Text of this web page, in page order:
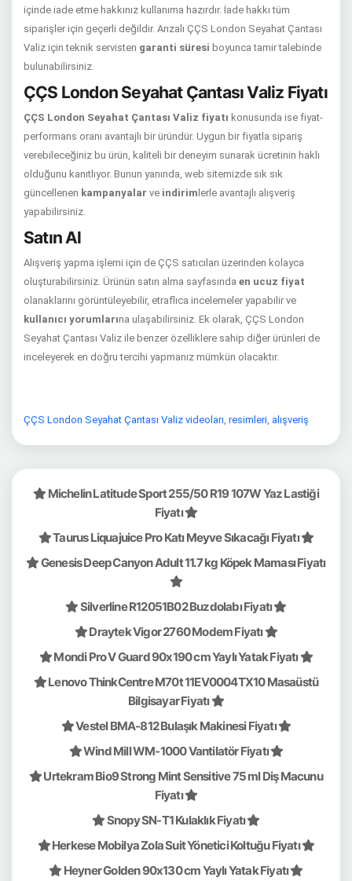
içinde iade etme hakkınız kullanıma hazırdır. İade hakkı tüm
siparişler için geçerli değildir. Arızalı ÇÇS London Seyahat Çantası
Valiz için teknik servisten garanti süresi boyunca tamir talebinde
bulunabilirsiniz.
ÇÇS London Seyahat Çantası Valiz Fiyatı
ÇÇS London Seyahat Çantası Valiz fiyatı konusunda ise fiyat-
performans oranı avantajlı bir üründür. Uygun bir fiyatla sipariş
verebileceğiniz bu ürün, kaliteli bir deneyim sunarak ücretinin haklı
olduğunu kanıtlıyor. Bunun yanında, web sitemizde sık sık
güncellenen kampanyalar ve indirim lerle avantajlı alışveriş
yapabilirsiniz.
Satın Al
Alışveriş yapma işlemi için de ÇÇS satıcıları üzerinden kolayca
oluşturabilirsiniz. Ürünün satın alma sayfasında en ucuz fiyat
olanaklarını görüntüleyebilir, etraflıca incelemeler yapabilir ve
kullanıcı yorumlarına ulaşabilirsiniz. Ek olarak, ÇÇS London
Seyahat Çantası Valiz ile benzer özelliklere sahip diğer ürünleri de
inceleyerek en doğru tercihi yapmanız mümkün olacaktır.
ÇÇS London Seyahat Çantası Valiz videoları, resimleri, alışveriş
Michelin Latitude Sport 255/50 R19 107W Yaz Lastiği
Fiyatı
Taurus Liquajuice Pro Katı Meyve Sıkacağı Fiyatı
Genesis Deep Canyon Adult 11.7 kg Köpek Maması Fiyatı
Silverline R12051B02 Buzdolabı Fiyatı
Draytek Vigor 2760 Modem Fiyatı
Mondi Pro V Guard 90x190 cm Yaylı Yatak Fiyatı
Lenovo ThinkCentre M70t 11EV0004TX10 Masaüstü
Bilgisayar Fiyatı
Vestel BMA-812 Bulaşık Makinesi Fiyatı
Wind Mill WM-1000 Vantilatör Fiyatı
Urtekram Bio9 Strong Mint Sensitive 75 ml Diş Macunu
Fiyatı
Snopy SN-T1 Kulaklık Fiyatı
Herkese Mobilya Zola Suit Yönetici Koltuğu Fiyatı
Heyner Golden 90x130 cm Yaylı Yatak Fiyatı